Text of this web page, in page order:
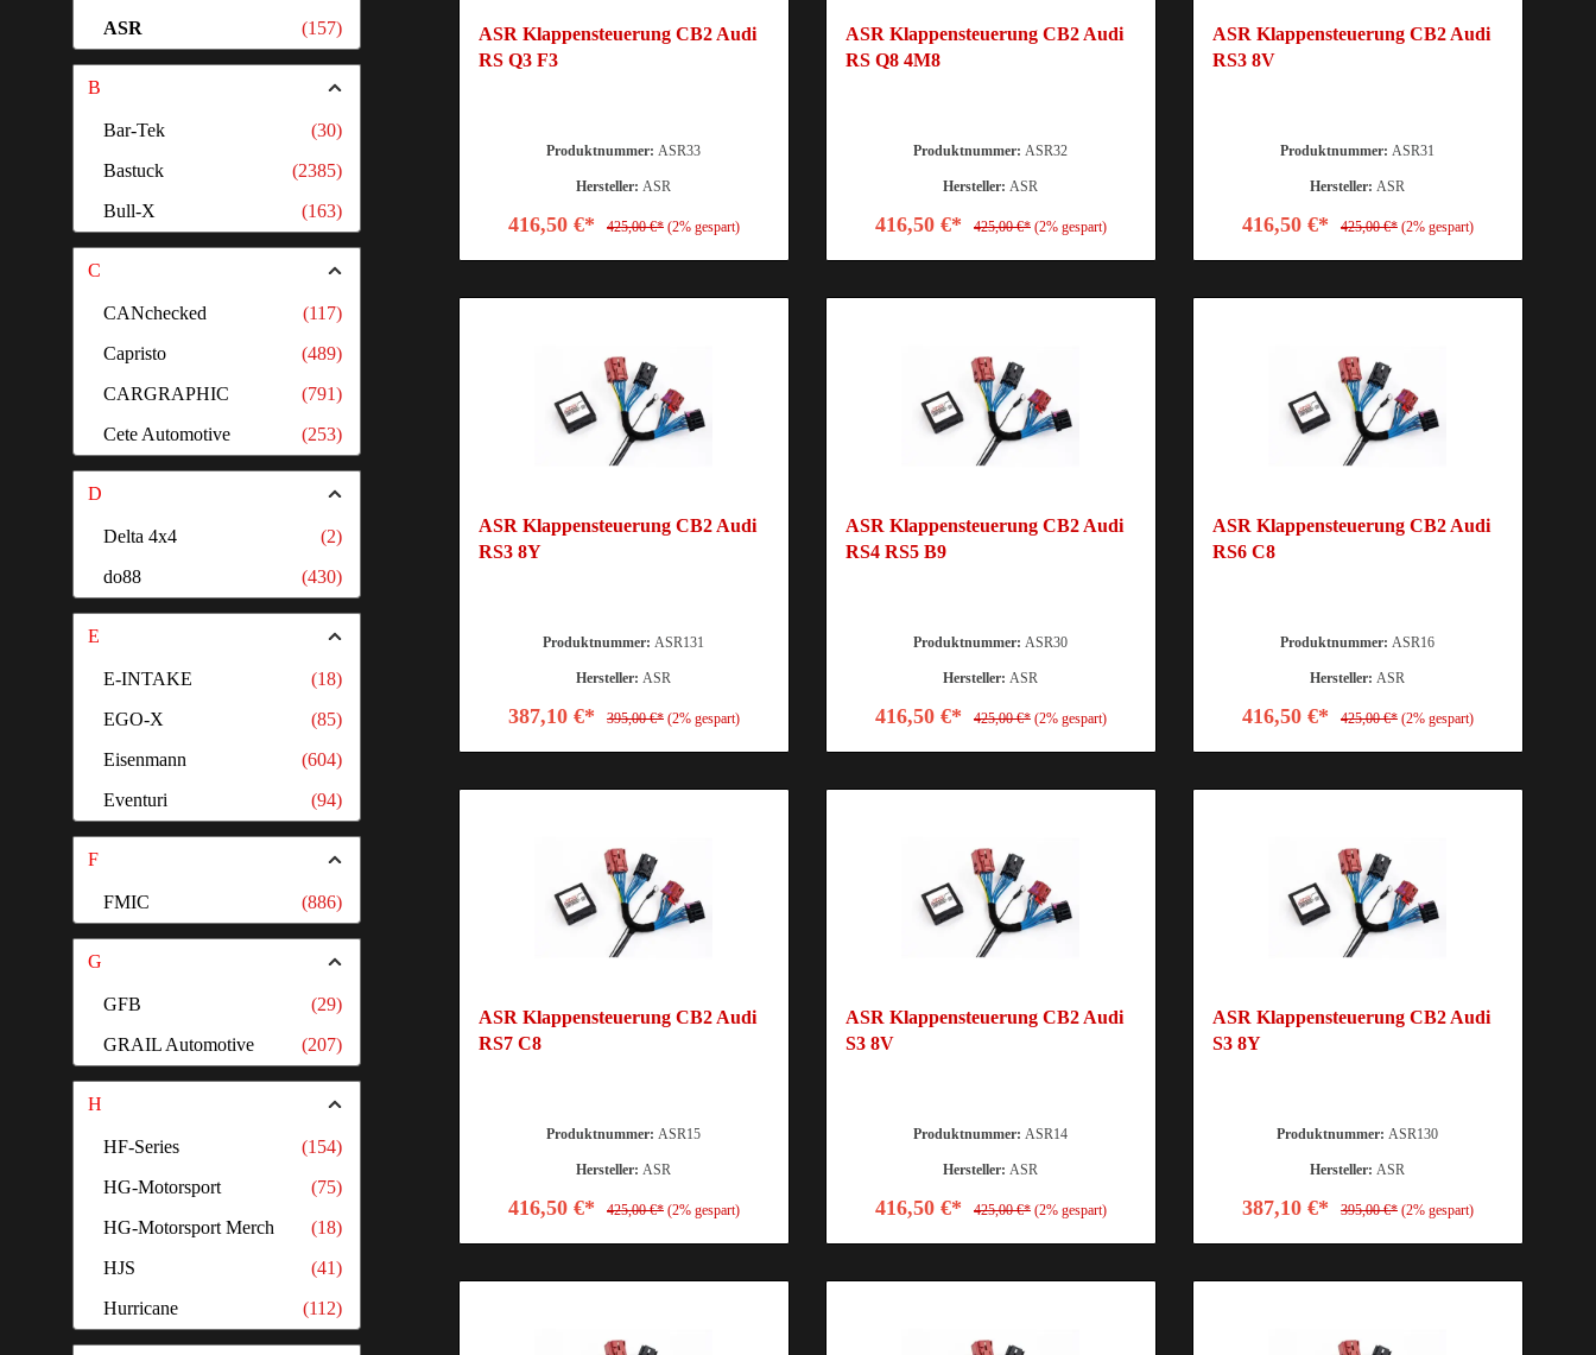
(157)
ASR
B
(30)
Bar-Tek
(2385)
Bastuck
(163)
Bull-X
C
(117)
CANchecked
(489)
Capristo
(791)
CARGRAPHIC
(253)
Cete Automotive
D
(2)
Delta 4x4
(430)
do88
E
(18)
E-INTAKE
(85)
EGO-X
(604)
Eisenmann
(94)
Eventuri
F
(886)
FMIC
G
(29)
GFB
(207)
GRAIL Automotive
H
(154)
HF-Series
(75)
HG-Motorsport
(18)
HG-Motorsport Merch
(41)
HJS
(112)
Hurricane
ASR Klappensteuerung CB2 Audi
RS Q3 F3
Produktnummer:ASR33
Hersteller:ASR
416,50 €* 425,00 €* (2% gespart)
ASR Klappensteuerung CB2 Audi
RS Q8 4M8
Produktnummer:ASR32
Hersteller:ASR
416,50 €* 425,00 €* (2% gespart)
ASR Klappensteuerung CB2 Audi
RS3 8V
Produktnummer:ASR31
Hersteller:ASR
416,50 €* 425,00 €* (2% gespart)
ASR Klappensteuerung CB2 Audi
RS3 8Y
Produktnummer:ASR131
Hersteller:ASR
387,10 €* 395,00 €* (2% gespart)
ASR Klappensteuerung CB2 Audi
RS4 RS5 B9
Produktnummer:ASR30
Hersteller:ASR
416,50 €* 425,00 €* (2% gespart)
ASR Klappensteuerung CB2 Audi
RS6 C8
Produktnummer:ASR16
Hersteller:ASR
416,50 €* 425,00 €* (2% gespart)
ASR Klappensteuerung CB2 Audi
RS7 C8
Produktnummer:ASR15
Hersteller:ASR
416,50 €* 425,00 €* (2% gespart)
ASR Klappensteuerung CB2 Audi
S3 8V
Produktnummer:ASR14
Hersteller:ASR
416,50 €* 425,00 €* (2% gespart)
ASR Klappensteuerung CB2 Audi
S3 8Y
Produktnummer:ASR130
Hersteller:ASR
387,10 €* 395,00 €* (2% gespart)